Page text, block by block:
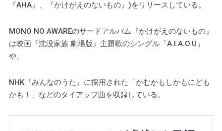
『AHA』、『かけがえのないもの』)をリリースしている。
MONO NO AWAREのサードアルバム『かけがえのないもの』
は映画『沈没家族 劇場版』主題歌のシングル「A.I.A.O.U」
や、
NHK『みんなのうた』に採用された「かむかもしかもにども
かも！」などのタイアップ曲を収録している。